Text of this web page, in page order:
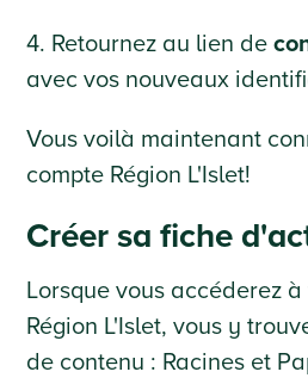
4. Retournez au lien de
avec vos nouveaux
Vous voilà maintenant
compte Région L'Islet!
Créer sa fiche
Lorsque vous accéderez
Région L'Islet, vous y
de contenu : Racines et